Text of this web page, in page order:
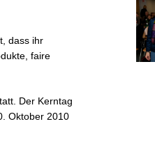
dass ihr
faire
Der Kerntag
Oktober 2010